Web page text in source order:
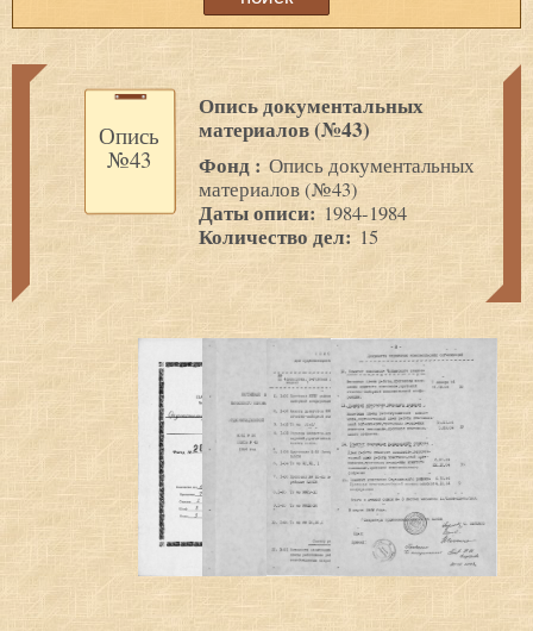
Опись
№43
Опись документальных
материалов (№43)
Фонд : Опись документальных
материалов (№43)
Даты описи: 1984-1984
Количество дел: 15